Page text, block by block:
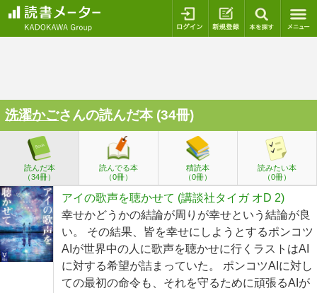
ログイン 新規登録
洗濯かごさんの読んだ本 (34冊)
読んだ本
（34冊）
読んでる本
（0冊）
積読本
（0冊）
読みたい本
（0冊）
アイの歌声を聴かせて (講談社タイガ オD 2)
幸せかどうかの結論が周りが幸せという結論が良
い。 その結果、皆を幸せにしようとするポンコツ
AIが世界中の人に歌声を聴かせに行くラストはAI
に対する希望が詰まっていた。 ポンコツAIに対し
ての最初の命令も、それを守るために頑張るAIが